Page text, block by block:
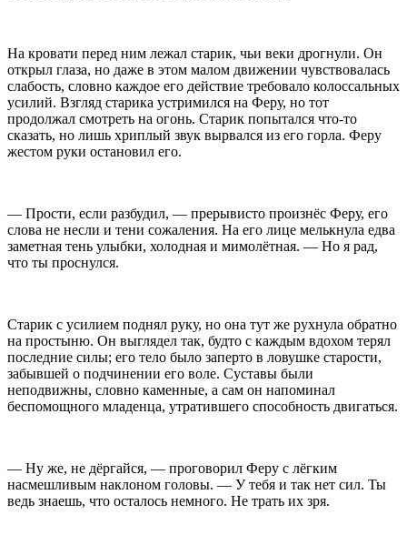
На кровати перед ним лежал старик, чьи веки дрогнули. Он
открыл глаза, но даже в этом малом движении чувствовалась
слабость, словно каждое его действие требовало колоссальных
усилий. Взгляд старика устримился на Феру, но тот
продолжал смотреть на огонь. Старик попытался что-то
сказать, но лишь хриплый звук вырвался из его горла. Феру
жестом руки остановил его.
— Прости, если разбудил, — прерывисто произнёс Феру, его
слова не несли и тени сожаления. На его лице мелькнула едва
заметная тень улыбки, холодная и мимолётная. — Но я рад,
что ты проснулся.
Старик с усилием поднял руку, но она тут же рухнула обратно
на простыню. Он выглядел так, будто с каждым вдохом терял
последние силы; его тело было заперто в ловушке старости,
забывшей о подчинении его воле. Суставы были
неподвижны, словно каменные, а сам он напоминал
беспомощного младенца, утратившего способность двигаться.
— Ну же, не дёргайся, — проговорил Феру с лёгким
насмешливым наклоном головы. — У тебя и так нет сил. Ты
ведь знаешь, что осталось немного. Не трать их зря.